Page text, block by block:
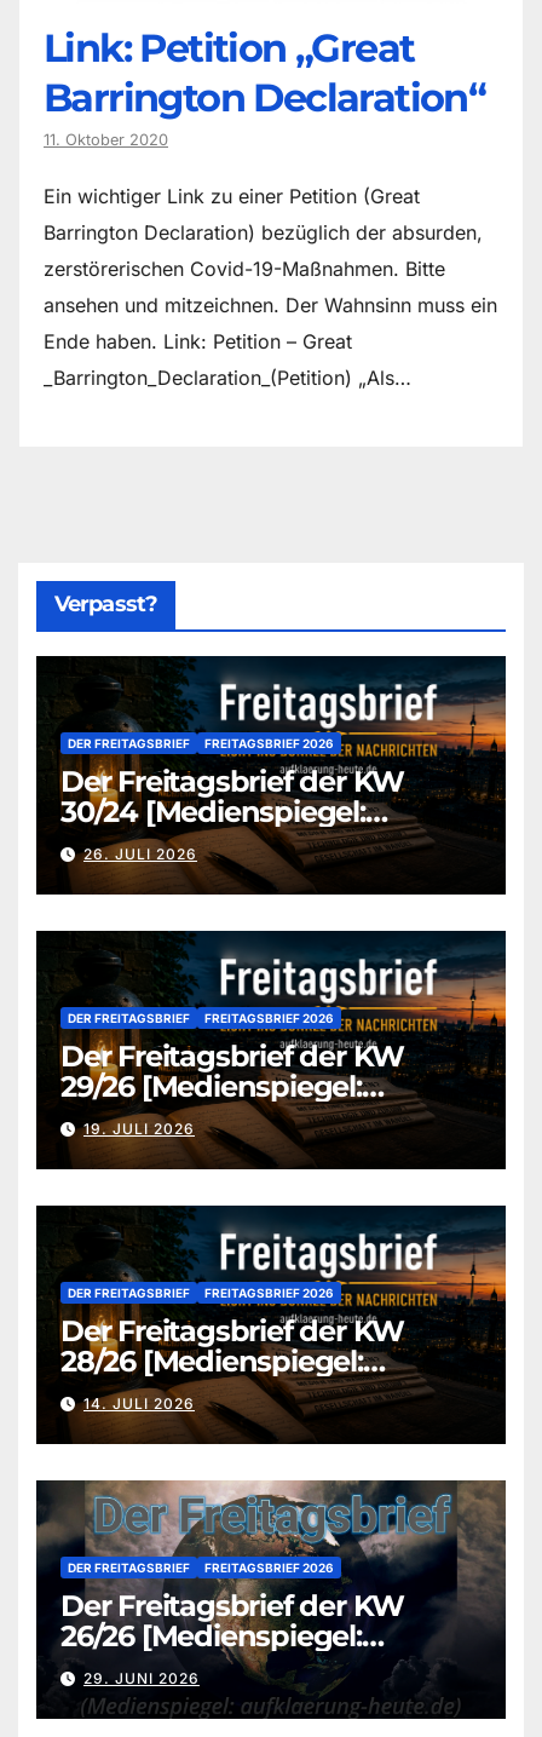
Link: Petition „Great
Barrington Declaration“
11. Oktober 2020
Ein wichtiger Link zu einer Petition (Great
Barrington Declaration) bezüglich der absurden,
zerstörerischen Covid-19-Maßnahmen. Bitte
ansehen und mitzeichnen. Der Wahnsinn muss ein
Ende haben. Link: Petition – Great
_Barrington_Declaration_(Petition) „Als…
Verpasst?
DER FREITAGSBRIEF FREITAGSBRIEF 2026
Der Freitagsbrief der KW
30/24 [Medienspiegel:
aufklaerung-heute-de]
26. JULI 2026
DER FREITAGSBRIEF FREITAGSBRIEF 2026
Der Freitagsbrief der KW
29/26 [Medienspiegel:
aufklaerung-heute.de]
19. JULI 2026
DER FREITAGSBRIEF FREITAGSBRIEF 2026
Der Freitagsbrief der KW
28/26 [Medienspiegel:
aufklaerung-heute.de]
14. JULI 2026
DER FREITAGSBRIEF FREITAGSBRIEF 2026
Der Freitagsbrief der KW
26/26 [Medienspiegel:
aufklaerung-heute.de]
29. JUNI 2026